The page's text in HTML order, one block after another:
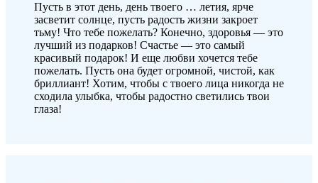
Пусть в этот день, день твоего … летия, ярче
засветит солнце, пусть радость жизни закроет
тьму! Что тебе пожелать? Конечно, здоровья — это
лучший из подарков! Счастье — это самый
красивый подарок! И еще любви хочется тебе
пожелать. Пусть она будет огромной, чистой, как
бриллиант! Хотим, чтобы с твоего лица никогда не
сходила улыбка, чтобы радостно светились твои
глаза!